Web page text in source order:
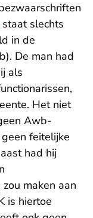
staat slechts
in de
De man had
als
Het niet
Awb-
feitelijke
had hij
maken aan
is hiertoe